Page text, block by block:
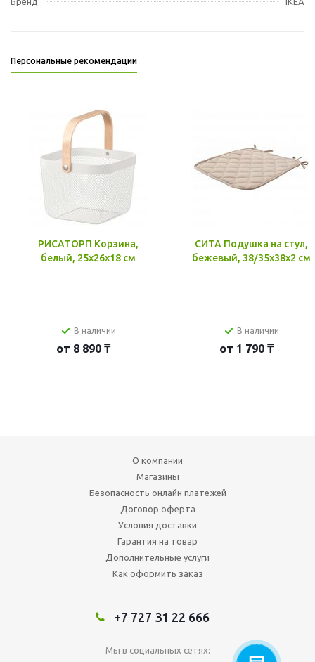
Персональные рекомендации
РИСАТОРП Корзина,
белый, 25x26x18 см
В наличии
от 8 890 ₸
СИТА Подушка на стул,
бежевый, 38/35x38x2 см
В наличии
от 1 790 ₸
О компании
Магазины
Безопасность онлайн платежей
Договор оферта
Условия доставки
Гарантия на товар
Дополнительные услуги
Как оформить заказ
+7 727 31 22 666
Мы в социальных сетях: